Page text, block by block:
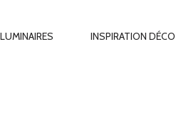
LUMINAIRES INSPIRATION DÉCO